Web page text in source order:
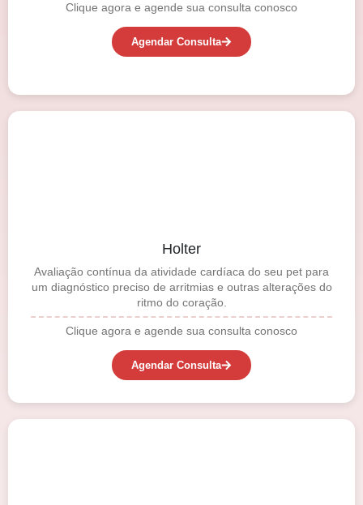
Clique agora e agende sua consulta conosco
Agendar Consulta
Holter
Avaliação contínua da atividade cardíaca do seu pet para
um diagnóstico preciso de arritmias e outras alterações do
ritmo do coração.
Clique agora e agende sua consulta conosco
Agendar Consulta